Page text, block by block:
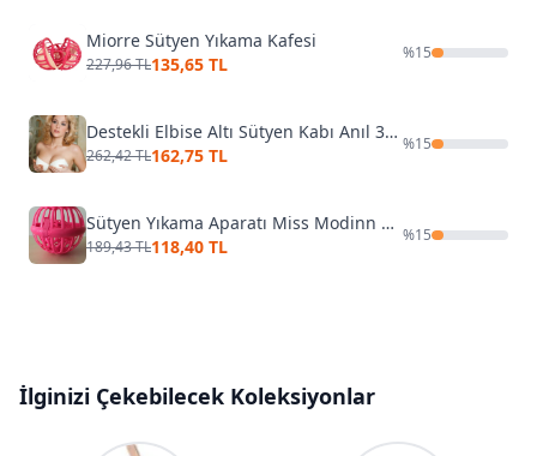
Miorre Sütyen Yıkama Kafesi
227,96 TL135,65 TL
%15
Destekli Elbise Altı Sütyen Kabı Anıl 3000
262,42 TL162,75 TL
%15
Sütyen Yıkama Aparatı Miss Modinn 5000
189,43 TL118,40 TL
%15
İlginizi Çekebilecek Koleksiyonlar